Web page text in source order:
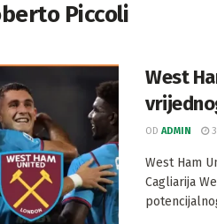
Piccoli
West
OD ADMIN
West Ham
Cagliarija